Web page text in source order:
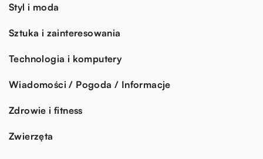
Styl i moda
Sztuka i zainteresowania
Technologia i komputery
Wiadomości / Pogoda / Informacje
Zdrowie i fitness
Zwierzęta